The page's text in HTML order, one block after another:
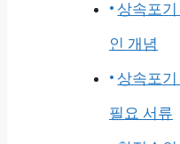
상속포
인 개념
상속포기
필요 서류